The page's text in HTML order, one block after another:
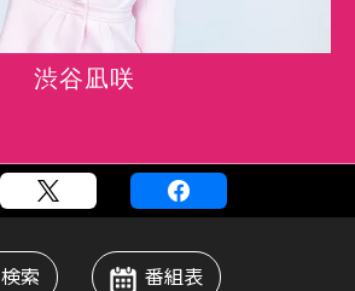
渋谷凪咲
検索 番組表